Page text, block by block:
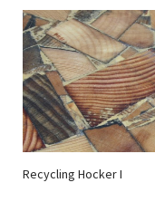
Recycling Hocker I